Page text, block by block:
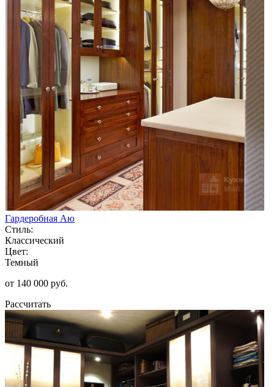
Гардеробная Аю
Стиль:
Классический
Цвет:
Темный
от 140 000 руб.
Рассчитать